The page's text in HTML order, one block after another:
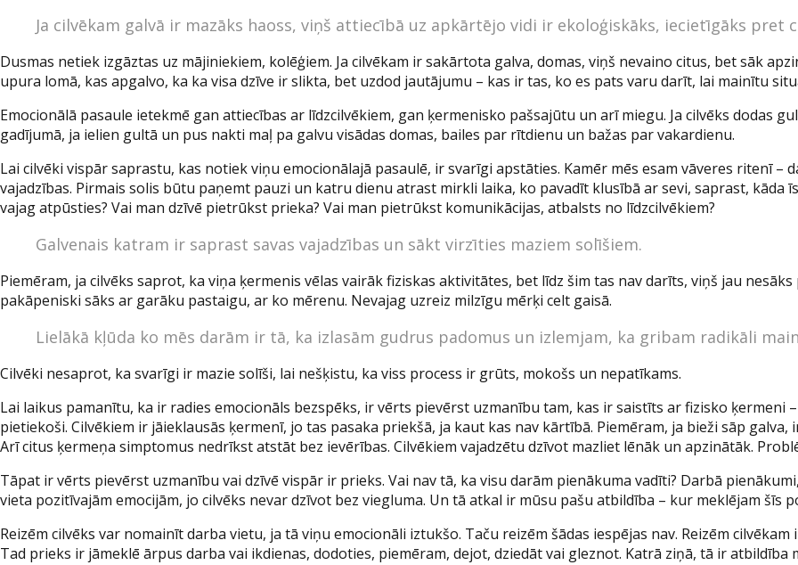
Ja cilvēkam galvā ir mazāks haoss, viņš attiecībā uz apkārtējo vidi ir ekoloģiskāks, iecietīgāks pret
Dusmas netiek izgāztas uz mājiniekiem, kolēģiem. Ja cilvēkam ir sakārtota galva, domas, viņš nevaino citus, bet sāk
upura lomā, kas apgalvo, ka ka visa dzīve ir slikta, bet uzdod jautājumu – kas ir tas, ko es pats varu darīt, lai mainītu
Emocionālā pasaule ietekmē gan attiecības ar līdzcilvēkiem, gan ķermenisko pašsajūtu un arī miegu. Ja cilvēks dodas
gadījumā, ja ielien gultā un pus nakti maļ pa galvu visādas domas, bailes par rītdienu un bažas par vakardienu.
Lai cilvēki vispār saprastu, kas notiek viņu emocionālajā pasaulē, ir svarīgi apstāties. Kamēr mēs esam vāveres ritenī
vajadzības. Pirmais solis būtu paņemt pauzi un katru dienu atrast mirkli laika, ko pavadīt klusībā ar sevi, saprast, kāda
vajag atpūsties? Vai man dzīvē pietrūkst prieka? Vai man pietrūkst komunikācijas, atbalsts no līdzcilvēkiem?
Galvenais katram ir saprast savas vajadzības un sākt virzīties maziem solīšiem.
Piemēram, ja cilvēks saprot, ka viņa ķermenis vēlas vairāk fiziskas aktivitātes, bet līdz šim tas nav darīts, viņš jau
pakāpeniski sāks ar garāku pastaigu, ar ko mērenu. Nevajag uzreiz milzīgu mērķi celt gaisā.
Lielākā kļūda ko mēs darām ir tā, ka izlasām gudrus padomus un izlemjam, ka gribam radikāli
Cilvēki nesaprot, ka svarīgi ir mazie solīši, lai nešķistu, ka viss process ir grūts, mokošs un nepatīkams.
Lai laikus pamanītu, ka ir radies emocionāls bezspēks, ir vērts pievērst uzmanību tam, kas ir saistīts ar fizisko ķermeni
pietiekoši. Cilvēkiem ir jāieklausās ķermenī, jo tas pasaka priekšā, ja kaut kas nav kārtībā. Piemēram, ja bieži sāp
Arī citus ķermeņa simptomus nedrīkst atstāt bez ievērības. Cilvēkiem vajadzētu dzīvot mazliet lēnāk un apzinātāk.
Tāpat ir vērts pievērst uzmanību vai dzīvē vispār ir prieks. Vai nav tā, ka visu darām pienākuma vadīti? Darbā
vieta pozitīvajām emocijām, jo cilvēks nevar dzīvot bez viegluma. Un tā atkal ir mūsu pašu atbildība – kur meklējam šīs
Reizēm cilvēks var nomainīt darba vietu, ja tā viņu emocionāli iztukšo. Taču reizēm šādas iespējas nav. Reizēm
Tad prieks ir jāmeklē ārpus darba vai ikdienas, dodoties, piemēram, dejot, dziedāt vai gleznot. Katrā ziņā, tā ir atbildība